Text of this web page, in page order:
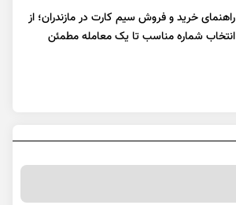
راهنمای خرید و فروش سیم کارت در مازندران؛ از
انتخاب شماره مناسب تا یک معامله مطمئن